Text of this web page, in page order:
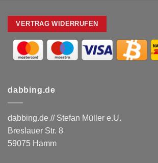
VERTRAG WIDERRUFEN
dabbing.de
dabbing.de // Stefan Müller e.U.
Breslauer Str. 8
59075 Hamm